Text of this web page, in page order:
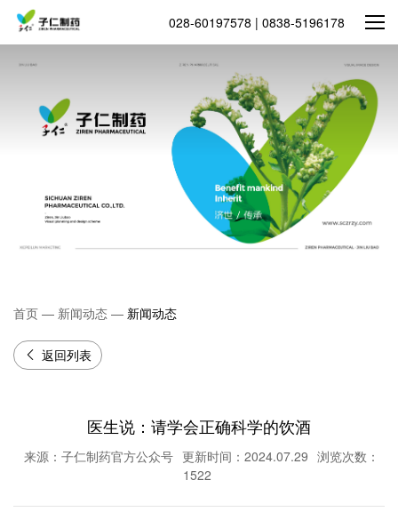
028-60197578 | 0838-5196178
首页 — 新闻动态 — 新闻动态
返回列表
医生说：请学会正确科学的饮酒
来源：子仁制药官方公众号 更新时间：2024.07.29 浏览次数：
1522